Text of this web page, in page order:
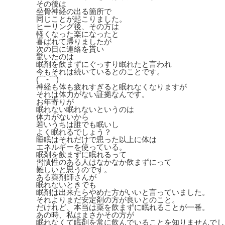
その後は
坐骨神経の出る箇所で
同じことが起こりました。
ヒーリング後、その方は
軽くなった楽になったと
喜ばれて帰りましたが
次の日に連絡を貰い
驚いたのは
眠剤を飲まずにぐっすり眠れたと言われ
今もそれは続いているとのことです。
(⌒‐⌒)
神経も体も疲れすぎると眠れなくなりますが
それは体力がない証拠なんです。
お年寄りが
眠れない眠れないというのは
体力がないから
若いうちは誰でも眠いし
よく眠れるでしょう？
睡眠はそれだけで思った以上に体は
エネルギーを使っている。
眠剤を飲まずに眠れるって
習慣性のある人はなかなか飲まずにって
難しいと思うのです。
ある薬剤師さんが
眠れないときでも
眠剤は出来たらやめた方がいいと言っていました。
それよりまだ安定剤の方が良いとのこと。
だけれど、本当は薬を飲まずに眠れることが一番。
あの時、私はまさかその方が
眠れなくて眠剤を常に飲んでいることを知りませんで